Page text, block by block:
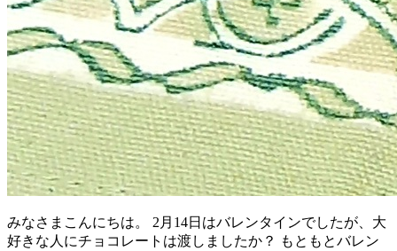
みなさまこんにちは。 2月14日はバレンタインでしたが、大
好きな人にチョコレートは渡しましたか？ もともとバレン